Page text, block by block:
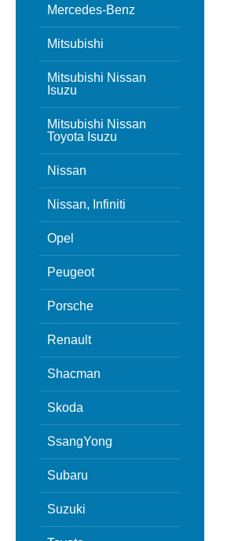
Mercedes-Benz
Mitsubishi
Mitsubishi Nissan
Isuzu
Mitsubishi Nissan
Toyota Isuzu
Nissan
Nissan, Infiniti
Opel
Peugeot
Porsche
Renault
Shacman
Skoda
SsangYong
Subaru
Suzuki